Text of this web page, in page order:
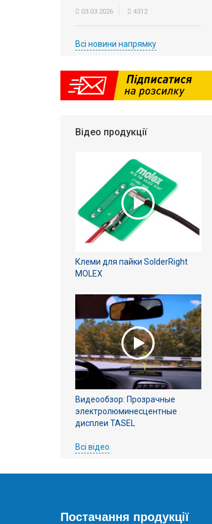
03.03.2026 4312
Всі новини напрямку
Відео продукції
Клеми для пайки SolderRight
MOLEX
Видеообзор: Прозрачные
электролюминесцентные
дисплеи TASEL
Всі відео
Постачання продукції